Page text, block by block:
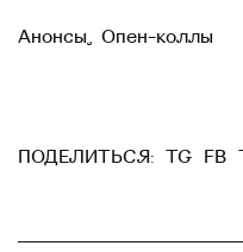
Анонсы, Опен-коллы
ПОДЕЛИТЬСЯ: TG FB